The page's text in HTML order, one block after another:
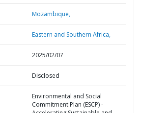
Mozambique,
Eastern and Southern Africa,
2025/02/07
Disclosed
Environmental and Social
Commitment Plan (ESCP) -